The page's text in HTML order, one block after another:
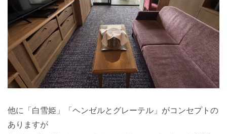
他に「白雪姫」「ヘンゼルとグレーテル」がコンセプトの
ありますが